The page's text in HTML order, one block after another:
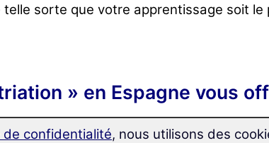
sorte que votre apprentissage soit le
» en Espagne vous
de confidentialité, nous utilisons des